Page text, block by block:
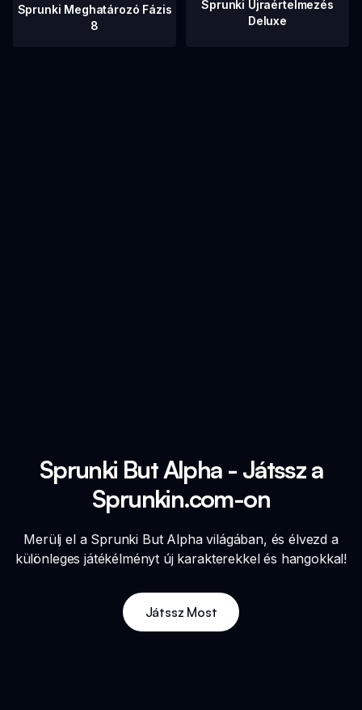
Sprunki Meghatározó Fázis
8
Sprunki Újraértelmezés
Deluxe
Sprunki But Alpha - Játssz a
Sprunkin.com-on
Merülj el a Sprunki But Alpha világában, és élvezd a
különleges játékélményt új karakterekkel és hangokkal!
Játssz Most